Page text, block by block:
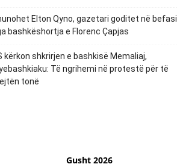
Elton Qyno, gazetari goditet në befasi
bashkëshortja e Florenc Çapjas
kërkon shkrirjen e bashkisë Memaliaj,
Të ngrihemi në protestë për të
tonë
Gusht 2026